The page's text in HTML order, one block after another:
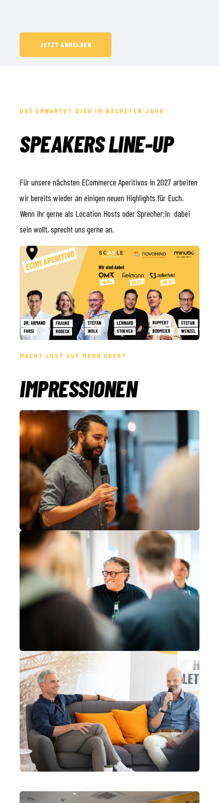
DAS ERWARTET DICH IM NÄCHSTEN JAHR
SPEAKERS LINE-UP
Für unsere nächsten ECommerce Aperitivos in 2027 arbeiten
wir bereits wieder an einigen neuen Highlights für Euch.
Wenn ihr gerne als Location Hosts oder Sprecher:in dabei
sein wollt, sprecht uns gerne an.
MACHT LUST AUF MEHR ODER?
IMPRESSIONEN